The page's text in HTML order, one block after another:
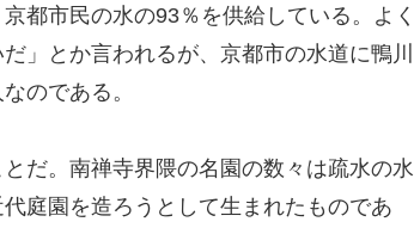
都市民の水の93％を供給している。よく
」とか言われるが、京都市の水道に鴨川
のである。
だ。南禅寺界隈の名園の数々は疏水の水
庭園を造ろうとして生まれたものであ